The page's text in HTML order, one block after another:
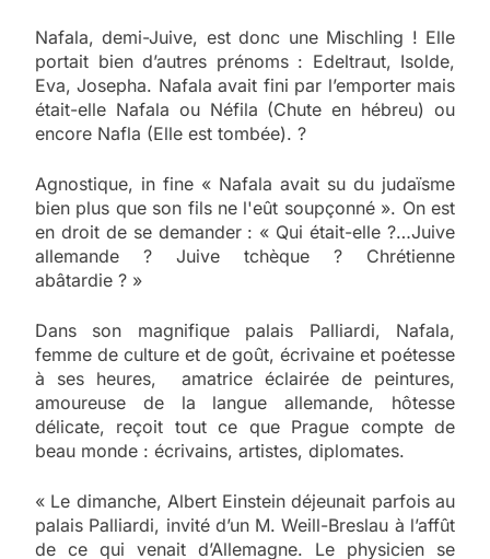
Nafala, demi-Juive, est donc une Mischling ! Elle
portait bien d’autres prénoms : Edeltraut, Isolde,
Eva, Josepha. Nafala avait fini par l’emporter mais
était-elle Nafala ou Néfila (Chute en hébreu) ou
encore Nafla (Elle est tombée). ?
Agnostique, in fine « Nafala avait su du judaïsme
bien plus que son fils ne l'eût soupçonné ». On est
en droit de se demander : « Qui était-elle ?…Juive
allemande ? Juive tchèque ? Chrétienne
abâtardie ? »
Dans son magnifique palais Palliardi, Nafala,
femme de culture et de goût, écrivaine et poétesse
à ses heures, amatrice éclairée de peintures,
amoureuse de la langue allemande, hôtesse
délicate, reçoit tout ce que Prague compte de
beau monde : écrivains, artistes, diplomates.
« Le dimanche, Albert Einstein déjeunait parfois au
palais Palliardi, invité d’un M. Weill-Breslau à l’affût
de ce qui venait d’Allemagne. Le physicien se